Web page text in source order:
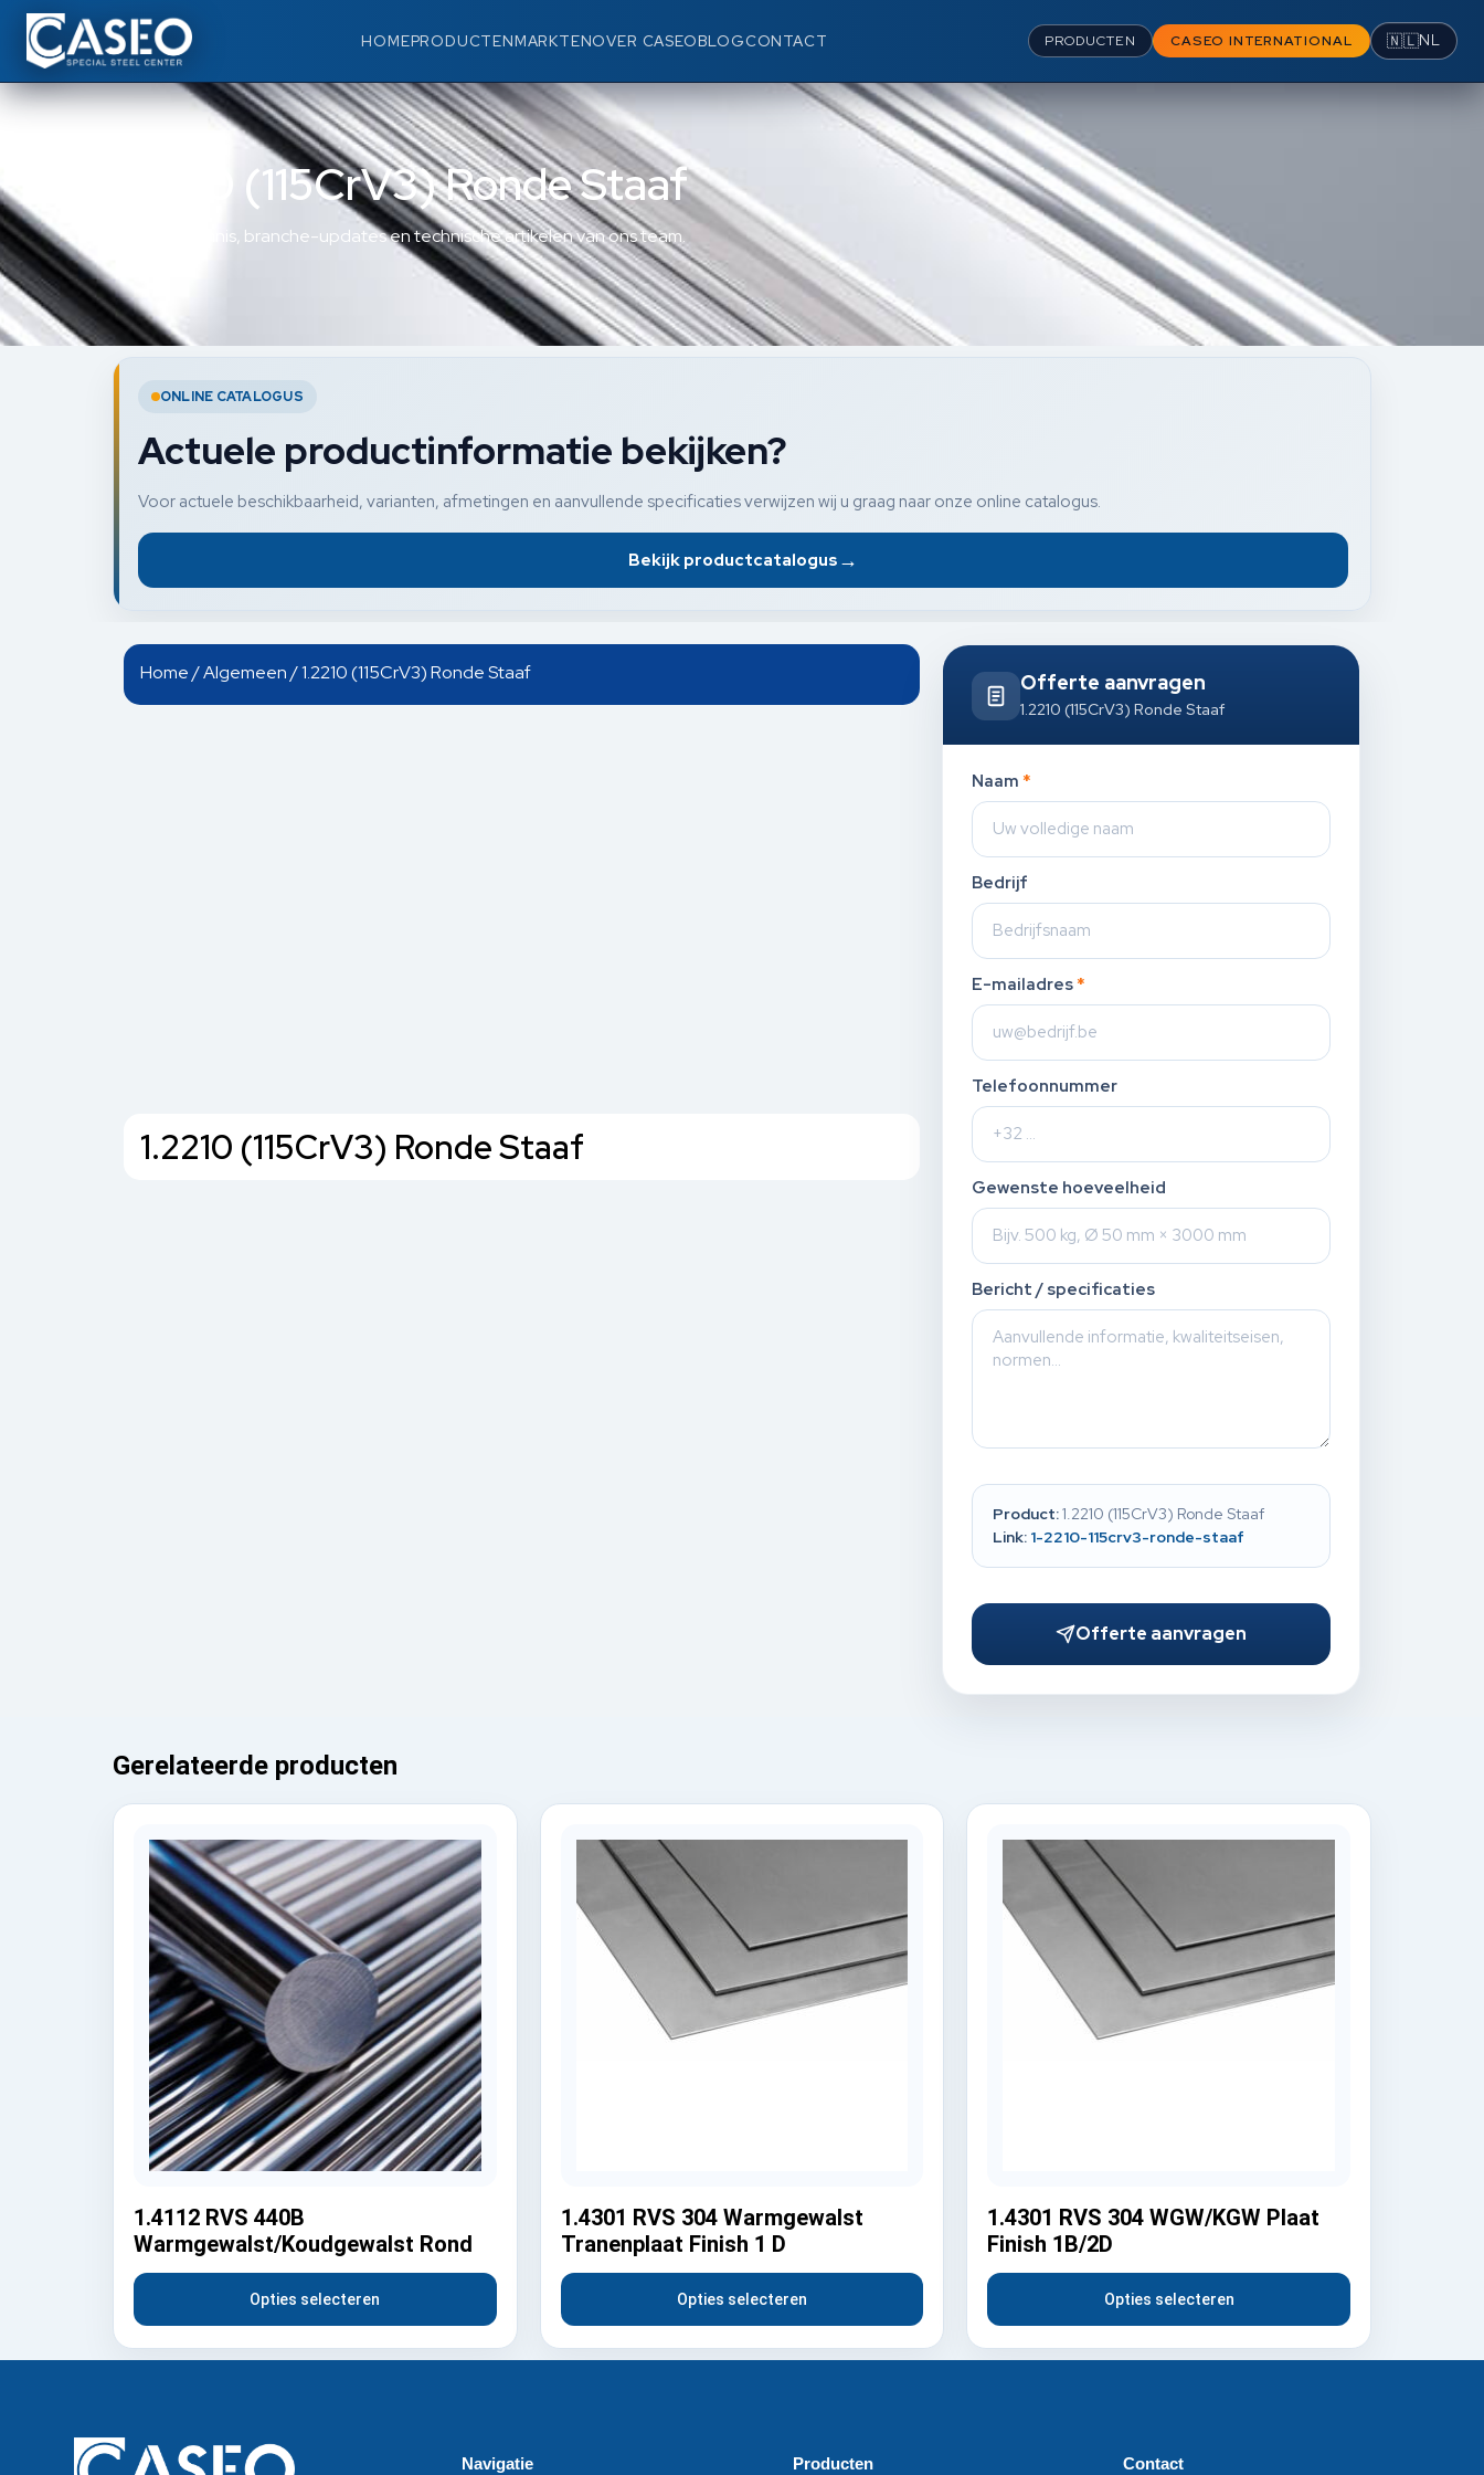
HOMEPRODUCTENMARKTENOVER CASEOBLOGCONTACT PRODUCTEN CASEO INTERNATIONAL 🇳🇱NL
1.2210 (115CrV3) Ronde Staaf
Materiaalkennis, branche-updates en technische artikelen van ons team.
ONLINE CATALOGUS
Actuele productinformatie bekijken?
Voor actuele beschikbaarheid, varianten, afmetingen en aanvullende specificaties verwijzen wij u graag naar onze online catalogus.
Bekijk productcatalogus →
Home/Algemeen/ 1.2210 (115CrV3) Ronde Staaf
1.2210 (115CrV3) Ronde Staaf
Offerte aanvragen
1.2210 (115CrV3) Ronde Staaf
Naam *
Bedrijf
E-mailadres *
Telefoonnummer
Gewenste hoeveelheid
Bericht / specificaties
Product:1.2210 (115CrV3) Ronde Staaf
Link: 1-2210-115crv3-ronde-staaf
Offerte aanvragen
Gerelateerde producten
1.4112 RVS 440B
Warmgewalst/Koudgewalst Rond
Opties selecteren
1.4301 RVS 304 Warmgewalst
Tranenplaat Finish 1 D
Opties selecteren
1.4301 RVS 304 WGW/KGW Plaat
Finish 1B/2D
Opties selecteren
Navigatie Producten Contact